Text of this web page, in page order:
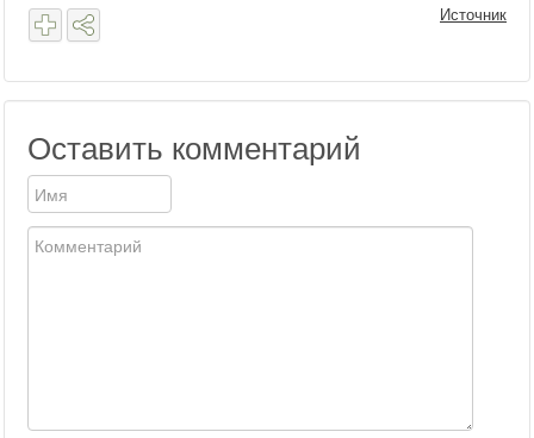
Источник
Оставить комментарий